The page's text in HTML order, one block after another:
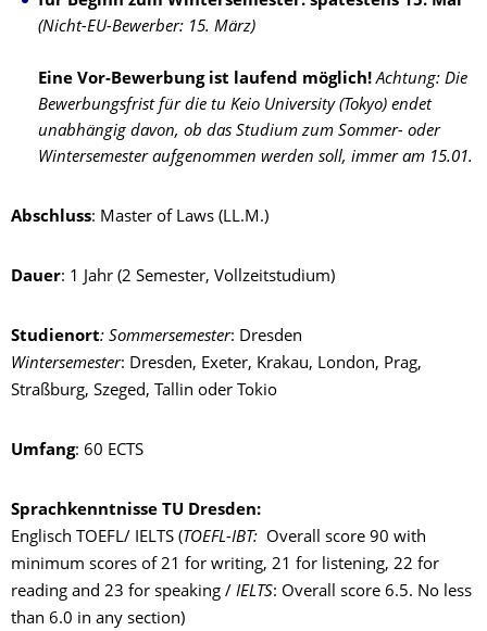
(Nicht-EU-Bewerber: 15. März)
Eine Vor-Bewerbung ist laufend möglich!Achtung: Die
Bewerbungsfrist für die tu Keio University (Tokyo) endet
unabhängig davon, ob das Studium zum Sommer- oder
Wintersemester aufgenommen werden soll, immer am 15.01.
Abschluss: Master of Laws (LL.M.)
Dauer: 1 Jahr (2 Semester, Vollzeitstudium)
Studienort: Sommersemester: Dresden
Wintersemester: Dresden, Exeter, Krakau, London, Prag,
Straßburg, Szeged, Tallin oder Tokio
Umfang: 60 ECTS
Sprachkenntnisse TU Dresden:
Englisch TOEFL/ IELTS (TOEFL-IBT: Overall score 90 with
minimum scores of 21 for writing, 21 for listening, 22 for
reading and 23 for speaking / IELTS: Overall score 6.5. No less
than 6.0 in any section)